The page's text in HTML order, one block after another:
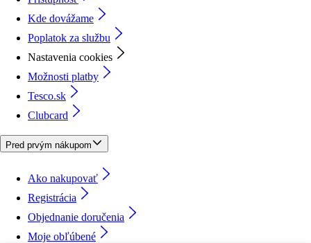
Kde dovážame
Poplatok za službu
Nastavenia cookies
Možnosti platby
Tesco.sk
Clubcard
Pred prvým nákupom
Ako nakupovať
Registrácia
Objednanie doručenia
Moje obľúbené